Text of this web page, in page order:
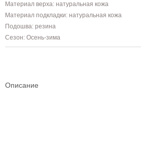
Материал верха: натуральная кожа
Материал подкладки: натуральная кожа
Подошва: резина
Сезон: Осень-зима
Описание